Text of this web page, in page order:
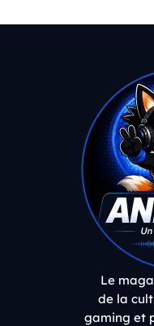
Le
de la
gaming et